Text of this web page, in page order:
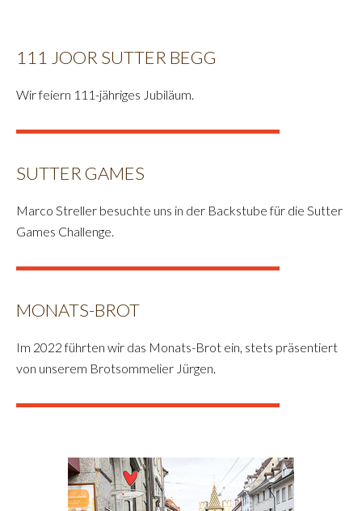
111 JOOR SUTTER BEGG
Wir feiern 111-jähriges Jubiläum.
SUTTER GAMES
Marco Streller besuchte uns in der Backstube für die Sutter
Games Challenge.
MONATS-BROT
Im 2022 führten wir das Monats-Brot ein, stets präsentiert
von unserem Brotsommelier Jürgen.